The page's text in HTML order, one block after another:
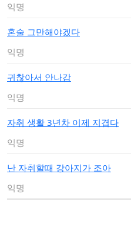
익명
혼술 그만해야겠다
익명
귀찮아서 안나감
익명
자취 생활 3년차 이제 지겹다
익명
난 자취할때 강아지가 조아
익명